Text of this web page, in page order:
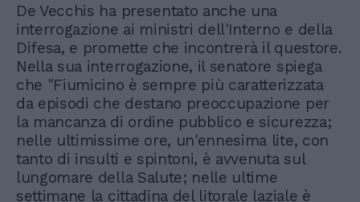
De Vecchis ha presentato anche una
interrogazione ai ministri dell'Interno e della
Difesa, e promette che incontrerà il questore.
Nella sua interrogazione, il senatore spiega
che "Fiumicino è sempre più caratterizzata
da episodi che destano preoccupazione per
la mancanza di ordine pubblico e sicurezza;
nelle ultimissime ore, un'ennesima lite, con
tanto di insulti e spintoni, è avvenuta sul
lungomare della Salute; nelle ultime
settimane la cittadina del litorale laziale è